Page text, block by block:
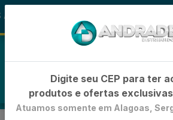
Digite seu CEP para ter
produtos e ofertas
Atuamos somente em Alagoas,